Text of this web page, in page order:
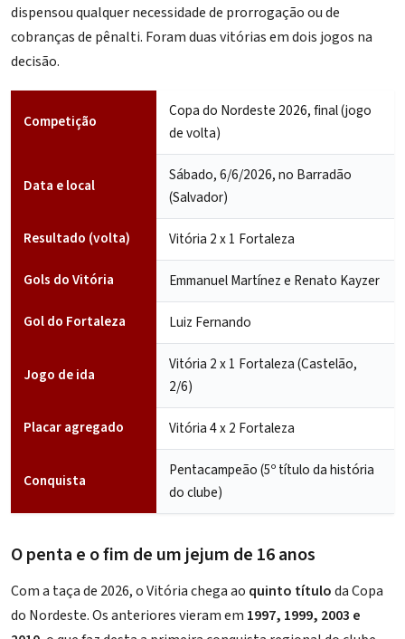
dispensou qualquer necessidade de prorrogação ou de
cobranças de pênalti. Foram duas vitórias em dois jogos na
decisão.
Competição
Copa do Nordeste 2026, final (jogo
de volta)
Data e local
Sábado, 6/6/2026, no Barradão
(Salvador)
Resultado (volta) Vitória 2 x 1 Fortaleza
Gols do Vitória Emmanuel Martínez e Renato Kayzer
Gol do Fortaleza Luiz Fernando
Jogo de ida
Vitória 2 x 1 Fortaleza (Castelão,
2/6)
Placar agregado Vitória 4 x 2 Fortaleza
Conquista
Pentacampeão (5º título da história
do clube)
O penta e o fim de um jejum de 16 anos
Com a taça de 2026, o Vitória chega ao quinto títuloda Copa
do Nordeste. Os anteriores vieram em 1997, 1999, 2003 e